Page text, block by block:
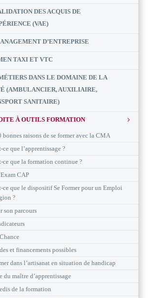
DES ACQUIS DE
(VAE)
D’ENTREPRISE
TAXI ET VTC
DANS LE DOMAINE DE LA
(AMBULANCIER, AUXILIAIRE,
SANITAIRE)
À OUTILS FORMATION
bonnes raisons de se former avec la CMA
ce que l’apprentissage ?
ce que la formation continue ?
CAP
ce que le dispositif Se Former pour un Emploi
?
son parcours
et financements possibles
dans l’artisanat en situation de handicap
du maître d’apprentissage
de la formation